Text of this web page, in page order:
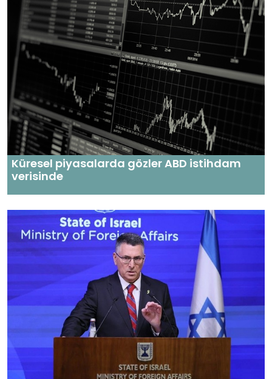
Küresel piyasalarda gözler ABD istihdam
verisinde